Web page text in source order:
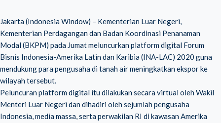
Jakarta (Indonesia Window) – Kementerian Luar Negeri,
Kementerian Perdagangan dan Badan Koordinasi Penanaman
Modal (BKPM) pada Jumat meluncurkan platform digital Forum
Bisnis Indonesia-Amerika Latin dan Karibia (INA-LAC) 2020 guna
mendukung para pengusaha di tanah air meningkatkan ekspor ke
wilayah tersebut.
Peluncuran platform digital itu dilakukan secara virtual oleh Wakil
Menteri Luar Negeri dan dihadiri oleh sejumlah pengusaha
Indonesia, media massa, serta perwakilan RI di kawasan Amerika